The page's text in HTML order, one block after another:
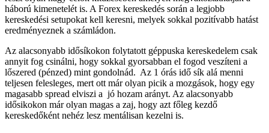
háború kimenetelét is. A Forex kereskedés során a legjobb
kereskedési setupokat kell keresni, melyek sokkal pozitívabb hatást
eredményeznek a számládon.
Az alacsonyabb idősíkokon folytatott géppuska kereskedelem csak
annyit fog csinálni, hogy sokkal gyorsabban el fogod veszíteni a
lőszered (pénzed) mint gondolnád. Az 1 órás idő sík alá menni
teljesen felesleges, mert ott már olyan picik a mozgások, hogy egy
magasabb spread elviszi a jó hozam arányt. Az alacsonyabb
idősikokon már olyan magas a zaj, hogy azt főleg kezdő
kereskedőként nehéz lesz mentálisan kezelni is.